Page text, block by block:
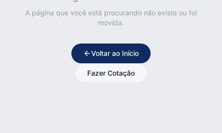
A página que você está procurando não existe ou foi
movida.
Voltar ao Início
Fazer Cotação